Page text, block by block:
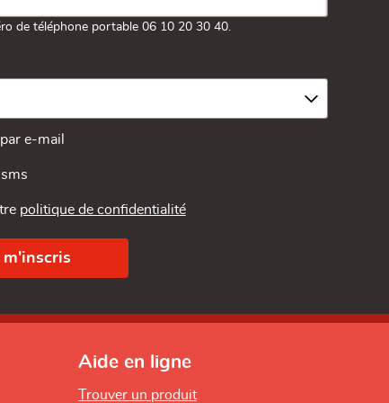
de téléphone portable 06 10 20 30 40.
e-mail
politique de confidentialité
Aide en ligne
Trouver un produit